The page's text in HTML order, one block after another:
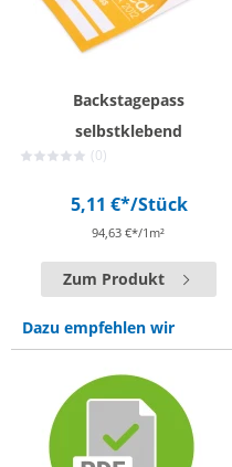
Backstagepass
selbstklebend
(0)
5,11 €*/Stück
94,63 €*/1m²
Zum Produkt
Dazu empfehlen wir